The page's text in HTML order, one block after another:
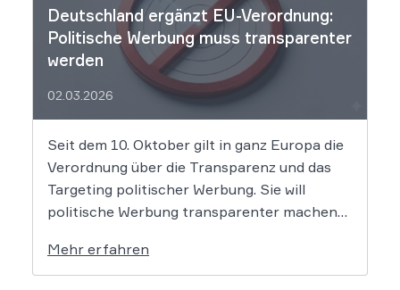
Deutschland ergänzt EU-Verordnung:
Politische Werbung muss transparenter
werden
02.03.2026
Seit dem 10. Oktober gilt in ganz Europa die
Verordnung über die Transparenz und das
Targeting politischer Werbung. Sie will
politische Werbung transparenter machen
sensibler Daten. Die Regierung will die
Verordnung in Deutschland nun ergänzen.
Mehr erfahren